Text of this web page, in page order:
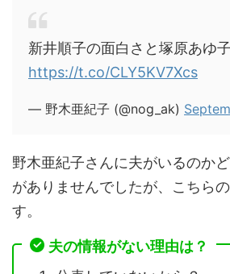
新井順子の面白さと塚原あゆ
https://t.co/CLY5KV7Xcs
— 野木亜紀子 (@nog_ak)
野木亜紀子さんに夫がいるのか
がありませんでしたが、こちら
す。
夫の情報がない理由は？